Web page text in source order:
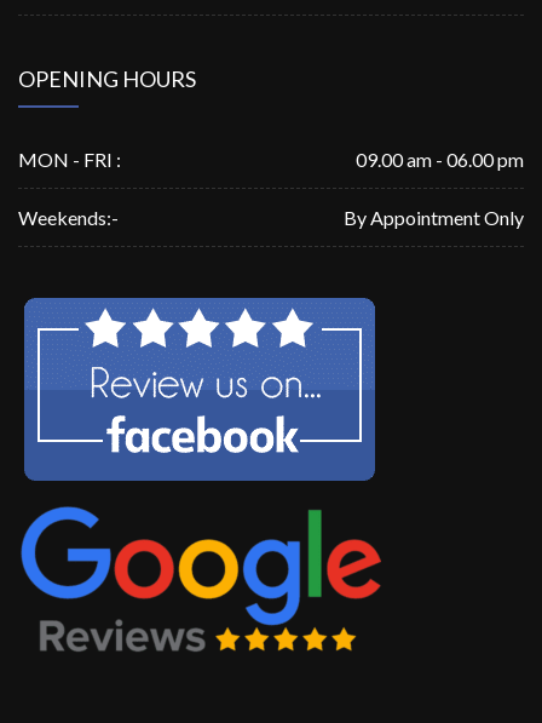
OPENING HOURS
MON - FRI : 09.00 am - 06.00 pm
Weekends:- By Appointment Only